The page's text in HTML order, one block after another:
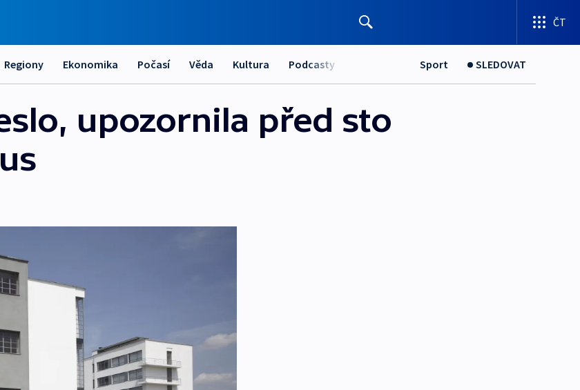
ČT
Regiony Ekonomika Počasí Věda Kultura Podcasty Sport SLEDOVAT
upozornila před sto